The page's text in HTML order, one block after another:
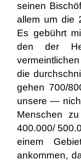
seinen
allem um die
Es gebührt
den der
die
gehen 700/
unsere —
Menschen
400.000/
einem
ankommen,